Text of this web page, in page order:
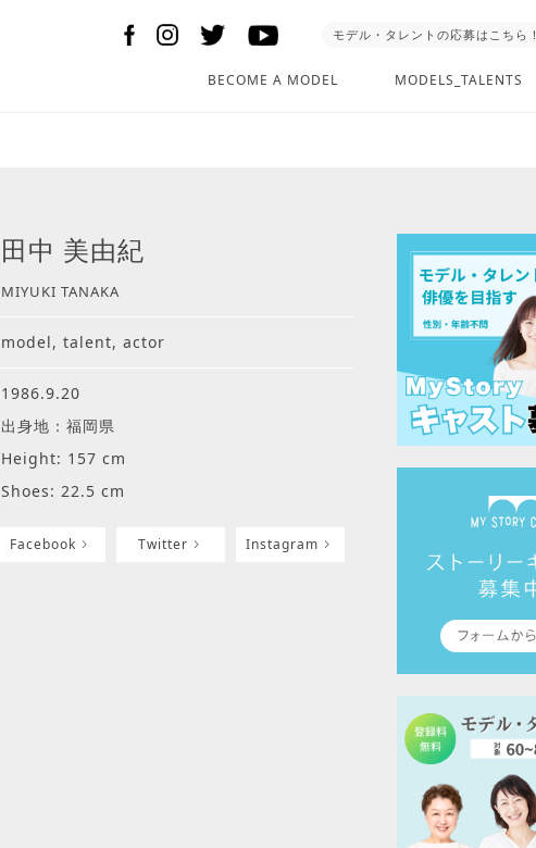
モデル・タレントの応募はこちら！
BECOME A MODEL MODELS_TALENTS
田中 美由紀
MIYUKI TANAKA
model, talent, actor
1986.9.20
出身地：福岡県
Height: 157 cm
Shoes: 22.5 cm
Facebook Twitter Instagram